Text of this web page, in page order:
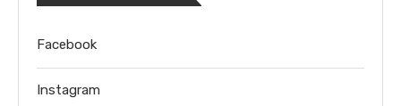
Facebook
Instagram